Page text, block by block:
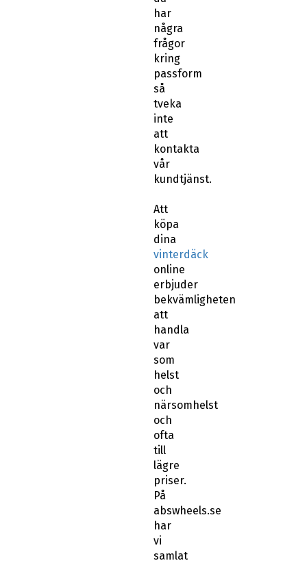
har
några
frågor
kring
passform
så
tveka
inte
att
kontakta
vår
kundtjänst.
Att
köpa
dina
vinterdäck
online
erbjuder
bekvämligheten
att
handla
var
som
helst
och
närsomhelst
och
ofta
till
lägre
priser.
På
abswheels.se
har
vi
samlat